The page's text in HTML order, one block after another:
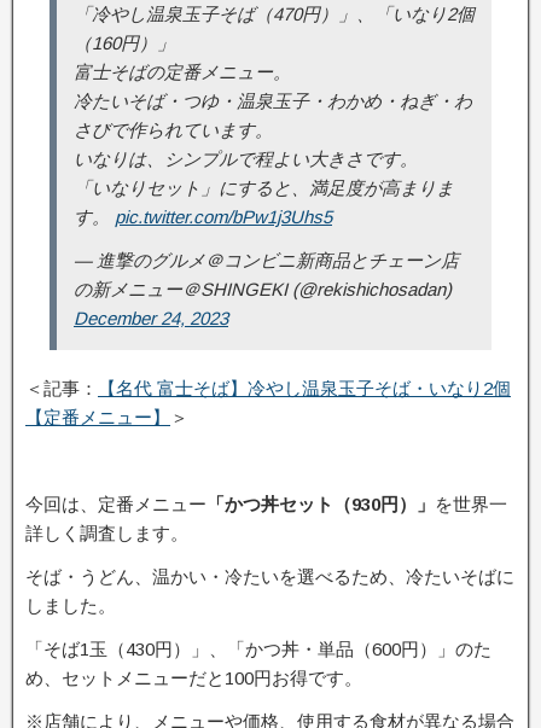
「冷やし温泉玉子そば（470円）」、「いなり2個
（160円）」
富士そばの定番メニュー。
冷たいそば・つゆ・温泉玉子・わかめ・ねぎ・わ
さびで作られています。
いなりは、シンプルで程よい大きさです。
「いなりセット」にすると、満足度が高まりま
す。 pic.twitter.com/bPw1j3Uhs5
— 進撃のグルメ＠コンビニ新商品とチェーン店
の新メニュー＠SHINGEKI (@rekishichosadan)
December 24, 2023
＜記事：
【名代 富士そば】冷やし温泉玉子そば・いなり2個
【定番メニュー】
＞
今回は、定番メニュー 「かつ丼セット（930円）」 を世界一
詳しく調査します。
そば・うどん、温かい・冷たいを選べるため、冷たいそばに
しました。
「そば1玉（430円）」、「かつ丼・単品（600円）」のた
め、セットメニューだと100円お得です。
※店舗により、メニューや価格、使用する食材が異なる場合